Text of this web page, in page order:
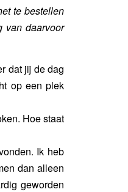
te bestellen
van daarvoor
dat jij de dag
op een plek
Hoe staat
Ik heb
dan alleen
geworden